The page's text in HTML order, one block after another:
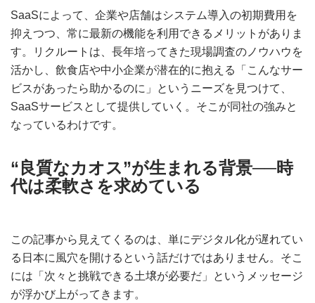
SaaSによって、企業や店舗はシステム導入の初期費用を
抑えつつ、常に最新の機能を利用できるメリットがありま
す。リクルートは、長年培ってきた現場調査のノウハウを
活かし、飲食店や中小企業が潜在的に抱える「こんなサー
ビスがあったら助かるのに」というニーズを見つけて、
SaaSサービスとして提供していく。そこが同社の強みと
なっているわけです。
“良質なカオス”が生まれる背景──時
代は柔軟さを求めている
この記事から見えてくるのは、単にデジタル化が遅れてい
る日本に風穴を開けるという話だけではありません。そこ
には「次々と挑戦できる土壌が必要だ」というメッセージ
が浮かび上がってきます。